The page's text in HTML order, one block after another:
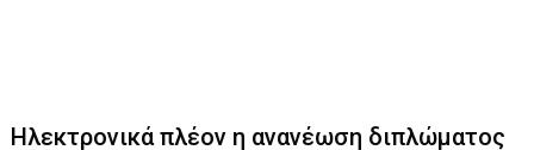
Ηλεκτρονικά πλέον η ανανέωση διπλώματος